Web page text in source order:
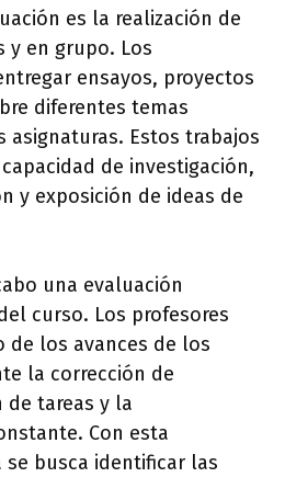
es la realización de
y en grupo. Los
ensayos, proyectos
diferentes temas
asignaturas. Estos trabajos
de investigación,
y exposición de ideas de
una evaluación
curso. Los profesores
de los avances de los
la corrección de
de tareas y la
Con esta
busca identificar las